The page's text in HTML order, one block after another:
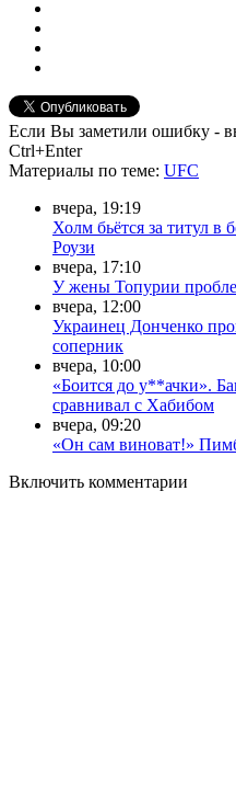
Если Вы заметили ошибку -
Ctrl+Enter
Материалы по теме: UFC
вчера, 19:19
Холм бьётся за титул в
Роузи
вчера, 17:10
У жены Топурии
вчера, 12:00
Украинец Донченко
соперник
вчера, 10:00
«Боится до у**ачки».
сравнивал с Хабибом
вчера, 09:20
«Он сам виноват!»
Включить комментарии